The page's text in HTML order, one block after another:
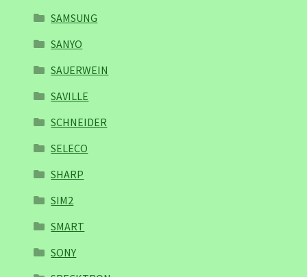
SAMSUNG
SANYO
SAUERWEIN
SAVILLE
SCHNEIDER
SELECO
SHARP
SIM2
SMART
SONY